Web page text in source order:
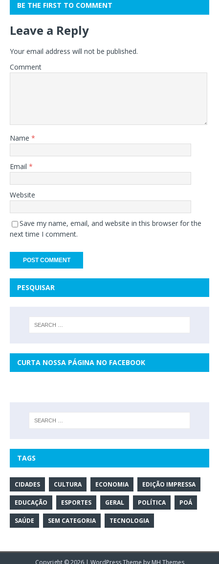
BE THE FIRST TO COMMENT
Leave a Reply
Your email address will not be published.
Comment
Name *
Email *
Website
Save my name, email, and website in this browser for the
next time I comment.
PESQUISAR
CURTA NOSSA PÁGINA NO FACEBOOK
TAGS
CIDADES CULTURA ECONOMIA EDIÇÃO IMPRESSA
EDUCAÇÃO ESPORTES GERAL POLÍTICA POÁ
SAÚDE SEM CATEGORIA TECNOLOGIA
Copyright © 2026 | WordPress Theme by MH Themes